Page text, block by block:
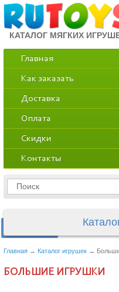
КАТАЛОГ МЯГКИХ
Главная
Как заказать
Доставка
Оплата
Скидки
Контакты
Главная → Каталог игрушек →
БОЛЬШИЕ ИГРУШКИ